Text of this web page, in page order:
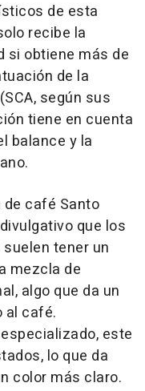
de esta
recibe la
si obtiene más de
de la
según sus
tiene en cuenta
balance y la
café Santo
que los
tener un
mezcla de
algo que da un
al café.
este
lo que da
color más claro.